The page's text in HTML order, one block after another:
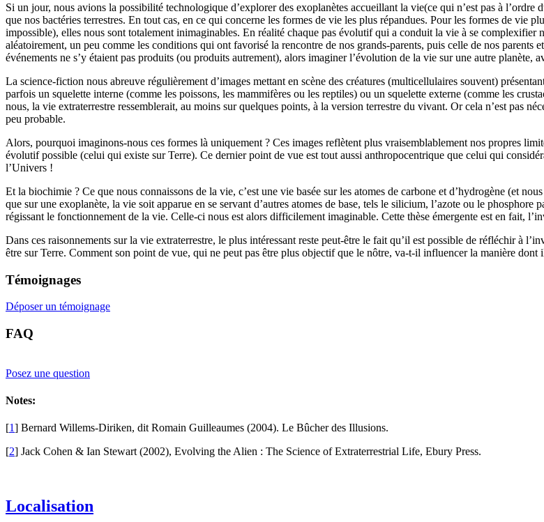
Si un jour, nous avions la possibilité technologique d’explorer des exoplanètes accueillant la vie(ce qui n’est pas à
que nos bactéries terrestres. En tout cas, en ce qui concerne les formes de vie les plus répandues. Pour les formes de vie
impossible), elles nous sont totalement inimaginables. En réalité chaque pas évolutif qui a conduit la vie à se complexifier
aléatoirement, un peu comme les conditions qui ont favorisé la rencontre de nos grands-parents, puis celle de nos
événements ne s’y étaient pas produits (ou produits autrement), alors imaginer l’évolution de la vie sur une autre planète,
La science-fiction nous abreuve régulièrement d’images mettant en scène des créatures (multicellulaires souvent)
parfois un squelette interne (comme les poissons, les mammifères ou les reptiles) ou un squelette externe (comme les
nous, la vie extraterrestre ressemblerait, au moins sur quelques points, à la version terrestre du vivant. Or cela n’est pas
peu probable.
Alors, pourquoi imaginons-nous ces formes là uniquement ? Ces images reflètent plus vraisemblablement nos propres
évolutif possible (celui qui existe sur Terre). Ce dernier point de vue est tout aussi anthropocentrique que celui qui
l’Univers !
Et la biochimie ? Ce que nous connaissons de la vie, c’est une vie basée sur les atomes de carbone et d’hydrogène (et
que sur une exoplanète, la vie soit apparue en se servant d’autres atomes de base, tels le silicium, l’azote ou le phosphore
régissant le fonctionnement de la vie. Celle-ci nous est alors difficilement imaginable. Cette thèse émergente est en fait,
Dans ces raisonnements sur la vie extraterrestre, le plus intéressant reste peut-être le fait qu’il est possible de réfléchir à
être sur Terre. Comment son point de vue, qui ne peut pas être plus objectif que le nôtre, va-t-il influencer la manière dont
Témoignages
Déposer un témoignage
FAQ
Posez une question
Notes:
[1] Bernard Willems-Diriken, dit Romain Guilleaumes (2004). Le Bûcher des Illusions.
[2] Jack Cohen & Ian Stewart (2002), Evolving the Alien : The Science of Extraterrestrial Life, Ebury Press.
Localisation